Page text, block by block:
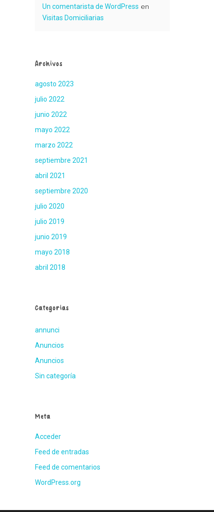
Un comentarista de WordPress en
Visitas Domiciliarias
Archivos
agosto 2023
julio 2022
junio 2022
mayo 2022
marzo 2022
septiembre 2021
abril 2021
septiembre 2020
julio 2020
julio 2019
junio 2019
mayo 2018
abril 2018
Categorías
annunci
Anuncios
Anuncios
Sin categoría
Meta
Acceder
Feed de entradas
Feed de comentarios
WordPress.org